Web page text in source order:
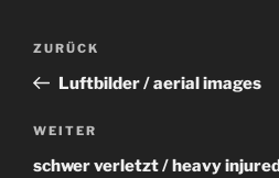
Beitragsnavigation
Vorheriger
Beitrag
ZURÜCK
Luftbilder / aerial images
Nächster
Beitrag
WEITER
schwer verletzt / heavy injured